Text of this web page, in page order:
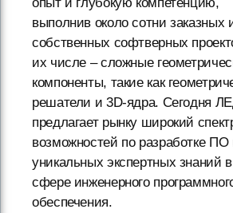
выполнив около сотни заказных
собственных софтверных
их числе – сложные
компоненты, такие как
решатели и 3D-ядра. Сегодня
предлагает рынку широкий
возможностей по разработке ПО
уникальных экспертных знаний в
сфере инженерного
обеспечения.